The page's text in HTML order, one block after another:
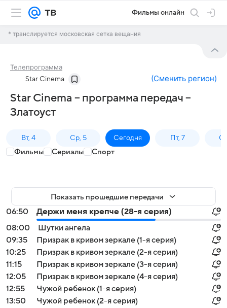
Фильмы онлайн
* транслируется московская сетка вещания
Телепрограмма
Star Cinema (Сменить регион)
Star Cinema – программа передач –
Златоуст
Вт, 4 Ср, 5 Сегодня Пт, 7
Фильмы Сериалы Спорт
Показать прошедшие передачи
06:50
Держи меня крепче (28-я серия)
08:00
Шутки ангела
09:35
Призрак в кривом зеркале (1-я серия)
10:25
Призрак в кривом зеркале (2-я серия)
11:15
Призрак в кривом зеркале (3-я серия)
12:05
Призрак в кривом зеркале (4-я серия)
12:55
Чужой ребенок (1-я серия)
13:50
Чужой ребенок (2-я серия)